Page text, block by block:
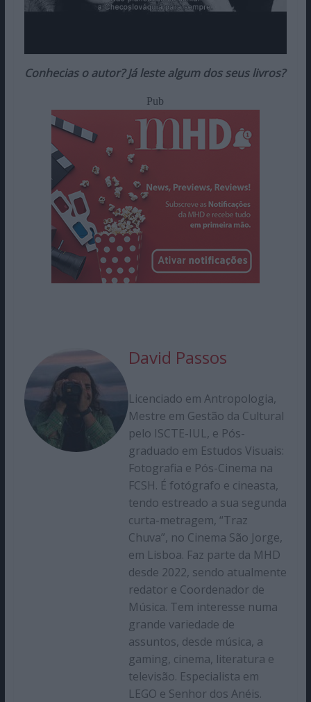
Conhecias o autor? Já leste algum dos seus livros?
Pub
David Passos
Licenciado em Antropologia,
Mestre em Gestão da Cultural
pelo ISCTE-IUL, e Pós-
graduado em Estudos Visuais:
Fotografia e Pós-Cinema na
FCSH. É fotógrafo e cineasta,
tendo estreado a sua segunda
curta-metragem, “Traz
Chuva”, no Cinema São Jorge,
em Lisboa. Faz parte da MHD
desde 2022, sendo atualmente
redator e Coordenador de
Música. Tem interesse numa
grande variedade de
assuntos, desde música, a
gaming, cinema, literatura e
televisão. Especialista em
LEGO e Senhor dos Anéis.